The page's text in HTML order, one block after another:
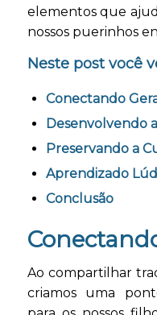
elementos que
nossos puerinhos
Neste post você
Conectando
Desenvolvendo
Preservando a
Aprendizado
Conclusão
Ao compartilhar
criamos uma